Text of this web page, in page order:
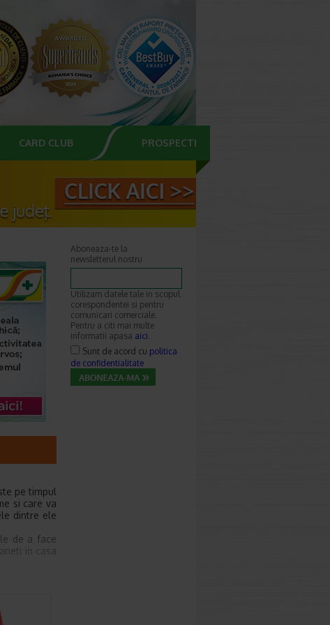
CARD CLUB PROSPECTE
pe timpul
si care va
dintre ele
de a face
in casa
mai buna
si copiii si
impotriva
Aboneaza-te la
newsletterul nostru
Utilizam datele tale in scopul
corespondentei si pentru
comunicari comerciale.
Pentru a citi mai multe
informatii apasa aici.
Sunt de acord cu politica
de confidentialitate